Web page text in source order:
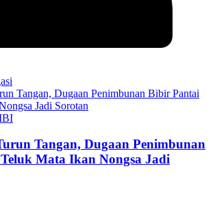
Tangan, Dugaan Penimbunan
Mata Ikan Nongsa Jadi